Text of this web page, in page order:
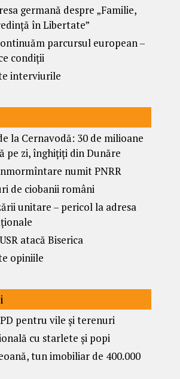
germană despre „Familie,
în Libertate”
parcursul european –
condiții
interviurile
la Cernavodă: 30 de milioane
pe zi, înghițiți din Dunăre
numit PNRR
de ciobanii români
unitare – pericol la adresa
atacă Biserica
opiniile
pentru vile și terenuri
cu starlete și popi
tun imobiliar de 400.000